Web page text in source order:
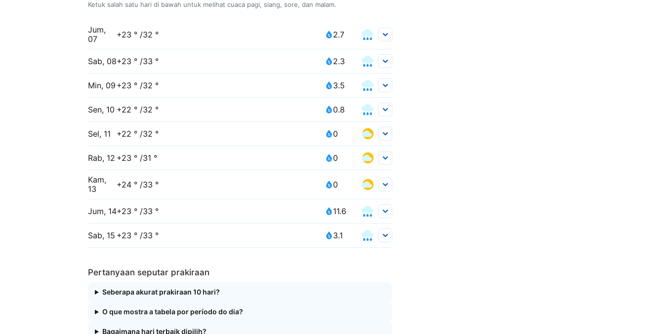
Ketuk salah satu hari di bawah untuk melihat cuaca pagi, siang, sore, dan malam.
Jum,
07
+23 ° /32 ° 2.7
Sab, 08+23 ° /33 ° 2.3
Min, 09 +23 ° /32 ° 3.5
Sen, 10 +22 ° /32 ° 0.8
Sel, 11 +22 ° /32 ° 0
Rab, 12 +23 ° /31 ° 0
Kam,
13
+24 ° /33 ° 0
Jum, 14+23 ° /33 ° 11.6
Sab, 15 +23 ° /33 ° 3.1
Pertanyaan seputar prakiraan
Seberapa akurat prakiraan 10 hari?
O que mostra a tabela por período do dia?
Bagaimana hari terbaik dipilih?